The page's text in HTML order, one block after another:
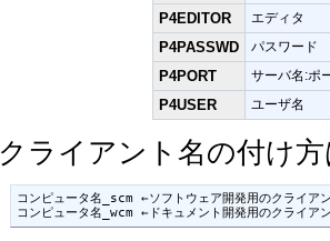
P4EDITOR エディタ
P4PASSWD パスワード
P4PORT サーバ名:ポ
P4USER ユーザ名
クライアント名の付け
コンピュータ名_scm ←ソフトウェア開発用のクライア
コンピュータ名_wcm ←ドキュメント開発用のクライア